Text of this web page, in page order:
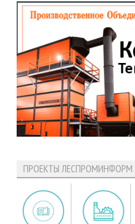
ПРОЕКТЫ ЛЕСПРОМИНФОРМ